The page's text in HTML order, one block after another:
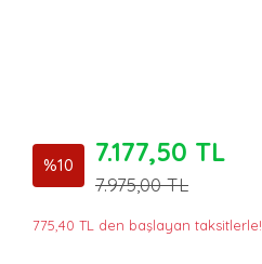
%10 7.177,50 TL
7.975,00 TL
775,40 TL den başlayan taksitlerle!